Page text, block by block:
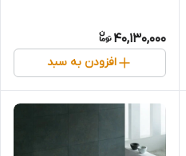
40,130,000
افزودن به سبد